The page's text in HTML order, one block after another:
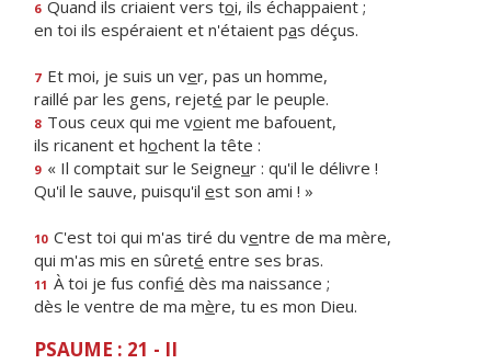
6 Quand ils criaient vers toi, ils échappaient ;
en toi ils espéraient et n'étaient pas déçus.
7 Et moi, je suis un ver, pas un homme,
raillé par les gens, rejeté par le peuple.
8 Tous ceux qui me voient me bafouent,
ils ricanent et hochent la tête :
9 « Il comptait sur le Seigneur : qu'il le délivre !
Qu'il le sauve, puisqu'il est son ami ! »
10 C'est toi qui m'as tiré du ventre de ma mère,
qui m'as mis en sûreté entre ses bras.
11 À toi je fus confié dès ma naissance ;
dès le ventre de ma mère, tu es mon Dieu.
PSAUME : 21 - II